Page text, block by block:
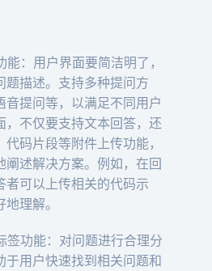
能：用户界面要简洁明了，
题描述。支持多种提问方
音提问等，以满足不同用户
，不仅要支持文本回答，还
码片段等附件上传功能，
阐述解决方案。例如，在回
者可以上传相关的代码示
理解。
签功能：对问题进行合理分
于用户快速找到相关问题和